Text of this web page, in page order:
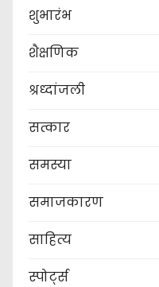
शुभारंभ
शैक्षणिक
श्रध्दांजली
सत्कार
समस्या
समाजकारण
साहित्य
स्पोर्ट्स